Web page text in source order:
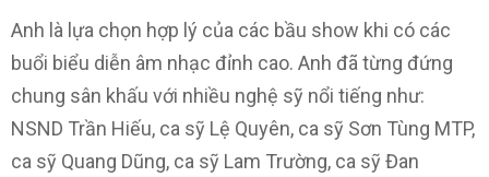
Anh là lựa chọn hợp lý của các bầu show khi có các
buổi biểu diễn âm nhạc đỉnh cao. Anh đã từng đứng
chung sân khấu với nhiều nghệ sỹ nổi tiếng như:
NSND Trần Hiếu, ca sỹ Lệ Quyên, ca sỹ Sơn Tùng MTP,
ca sỹ Quang Dũng, ca sỹ Lam Trường, ca sỹ Đan